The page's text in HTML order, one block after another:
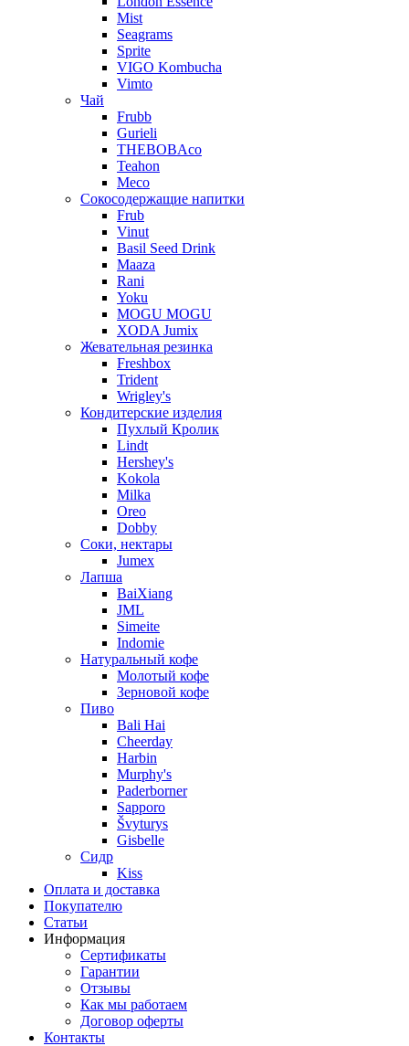
Mist
Seagrams
Sprite
VIGO Kombucha
Vimto
Чай
Frubb
Gurieli
THEBOBAco
Teahon
Meco
Сокосодержащие напитки
Frub
Vinut
Basil Seed Drink
Maaza
Rani
Yoku
MOGU MOGU
XODA Jumix
Жевательная резинка
Freshbox
Trident
Wrigley's
Кондитерские изделия
Пухлый Кролик
Lindt
Hershey's
Kokola
Milka
Oreo
Dobby
Соки, нектары
Jumex
Лапша
BaiXiang
JML
Simeite
Indomie
Натуральный кофе
Молотый кофе
Зерновой кофе
Пиво
Bali Hai
Cheerday
Harbin
Murphy's
Paderborner
Sapporo
Švyturys
Gisbelle
Сидр
Kiss
Оплата и доставка
Покупателю
Статьи
Информация
Сертификаты
Гарантии
Отзывы
Как мы работаем
Договор оферты
Контакты